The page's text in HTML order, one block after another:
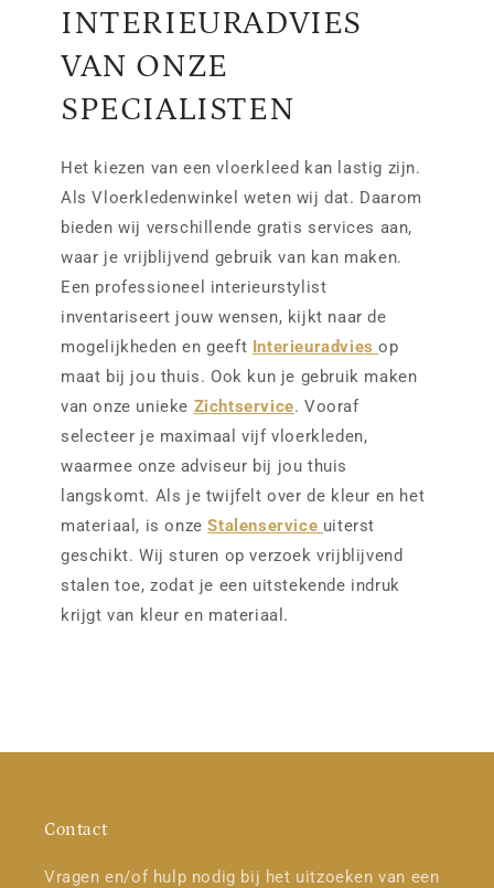
INTERIEURADVIES
VAN ONZE
SPECIALISTEN
Het kiezen van een vloerkleed kan lastig zijn.
Als Vloerkledenwinkel weten wij dat. Daarom
bieden wij verschillende gratis services aan,
waar je vrijblijvend gebruik van kan maken.
Een professioneel interieurstylist
inventariseert jouw wensen, kijkt naar de
mogelijkheden en geeft Interieuradviesop
maat bij jou thuis. Ook kun je gebruik maken
van onze unieke Zichtservice. Vooraf
selecteer je maximaal vijf vloerkleden,
waarmee onze adviseur bij jou thuis
langskomt. Als je twijfelt over de kleur en het
materiaal, is onzeStalenservice uiterst
geschikt. Wij sturen op verzoek vrijblijvend
stalen toe, zodat je een uitstekende indruk
krijgt van kleur en materiaal.
Contact
Vragen en/of hulp nodig bij het uitzoeken van een